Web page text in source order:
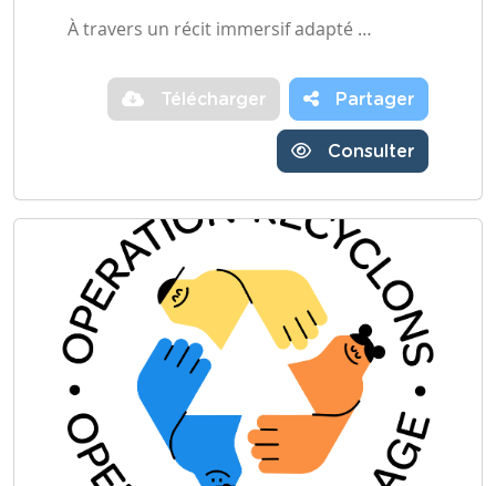
À travers un récit immersif adapté …
Télécharger Partager
Consulter